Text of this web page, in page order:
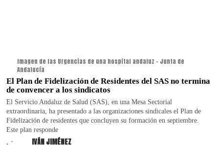
Imagen de las Urgencias de una hospital andaluz - Junta de
Andalucía
El Plan de Fidelización de Residentes del SAS no termina
de convencer a los sindicatos
El Servicio Andaluz de Salud (SAS), en una Mesa Sectorial
extraordinaria, ha presentado a las organizaciones sindicales el Plan de
Fidelización de residentes que concluyen su formación en septiembre.
Este plan responde
. IVÁN JIMÉNEZ